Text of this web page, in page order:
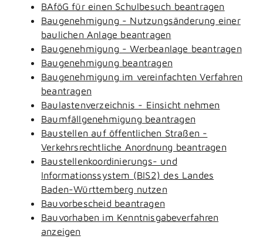
BAföG für einen Schulbesuch beantragen
Baugenehmigung - Nutzungsänderung einer
baulichen Anlage beantragen
Baugenehmigung - Werbeanlage beantragen
Baugenehmigung beantragen
Baugenehmigung im vereinfachten Verfahren
beantragen
Baulastenverzeichnis - Einsicht nehmen
Baumfällgenehmigung beantragen
Baustellen auf öffentlichen Straßen -
Verkehrsrechtliche Anordnung beantragen
Baustellenkoordinierungs- und
Informationssystem (BIS2) des Landes
Baden-Württemberg nutzen
Bauvorbescheid beantragen
Bauvorhaben im Kenntnisgabeverfahren
anzeigen